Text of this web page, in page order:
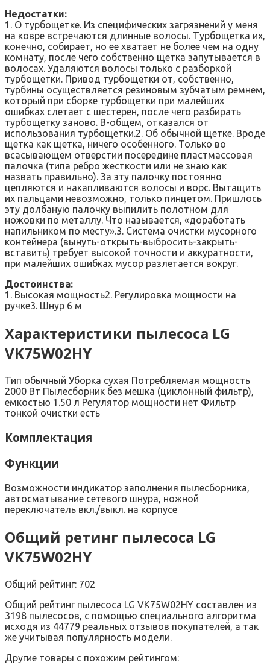
Недостатки:
1. О турбощетке. Из специфических загрязнений у меня
на ковре встречаются длинные волосы. Турбощетка их,
конечно, собирает, но ее хватает не более чем на одну
комнату, после чего собственно щетка запутывается в
волосах. Удаляются волосы только с разборкой
турбощетки. Привод турбощетки от, собственно,
турбины осуществляется резиновым зубчатым ремнем,
который при сборке турбощетки при малейших
ошибках слетает с шестерен, после чего разбирать
турбощетку заново. В-общем, отказался от
использования турбощетки.2. Об обычной щетке. Вроде
щетка как щетка, ничего особенного. Только во
всасывающем отверстии посередине пластмассовая
палочка (типа ребро жесткости или не знаю как
назвать правильно). За эту палочку постоянно
цепляются и накапливаются волосы и ворс. Вытащить
их пальцами невозможно, только пинцетом. Пришлось
эту долбаную палочку выпилить полотном для
ножовки по металлу. Что называется, «доработать
напильником по месту».3. Система очистки мусорного
контейнера (вынуть-открыть-выбросить-закрыть-
вставить) требует высокой точности и аккуратности,
при малейших ошибках мусор разлетается вокруг.
Достоинства:
1. Высокая мощность2. Регулировка мощности на
ручке3. Шнур 6 м
Характеристики пылесоса LG
VK75W02HY
Тип обычный Уборка сухая Потребляемая мощность
2000 Вт Пылесборник без мешка (циклонный фильтр),
емкостью 1.50 л Регулятор мощности нет Фильтр
тонкой очистки есть
Комплектация
Функции
Возможности индикатор заполнения пылесборника,
автосматывание сетевого шнура, ножной
переключатель вкл./выкл. на корпусе
Общий ретинг пылесоса LG
VK75W02HY
Общий рейтинг: 702
Общий рейтинг пылесоса LG VK75W02HY составлен из
3198 пылесосов, с помощью специального алгоритма
исходя из 44779 реальных отзывов покупателей, а так
же учитывая популярность модели.
Другие товары с похожим рейтингом: